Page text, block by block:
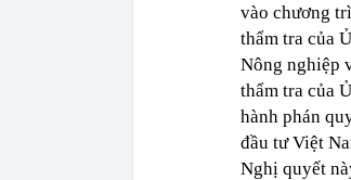
vào chương
thẩm tra của
Nông nghiệp
thẩm tra của
hành phán
đầu tư Việt
Nghị quyết